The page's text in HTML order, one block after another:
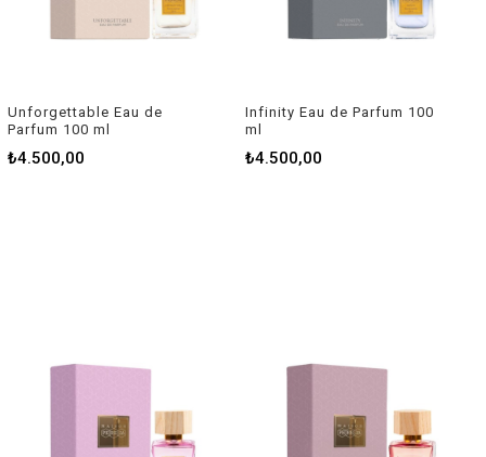
Unforgettable Eau de
Parfum 100 ml
₺4.500,00
Infinity Eau de Parfum 100
ml
₺4.500,00